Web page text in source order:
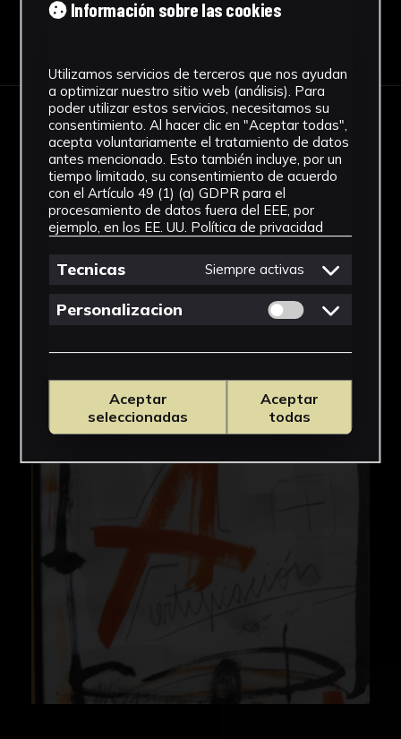
IMÁGENES
Información sobre las cookies
Utilizamos servicios de terceros que nos ayudan
a optimizar nuestro sitio web (análisis). Para
poder utilizar estos servicios, necesitamos su
consentimiento. Al hacer clic en "Aceptar todas",
acepta voluntariamente el tratamiento de datos
antes mencionado. Esto también incluye, por un
tiempo limitado, su consentimiento de acuerdo
con el Artículo 49 (1) (a) GDPR para el
procesamiento de datos fuera del EEE, por
ejemplo, en los EE. UU. Política de privacidad
Tecnicas Siempre activas
Personalizacion Permitir cookies
Aceptar
seleccionadas
Aceptar
todas